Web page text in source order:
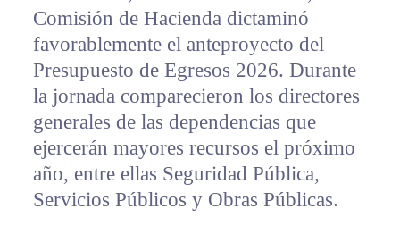
Comisión de Hacienda dictaminó
favorablemente el anteproyecto del
Presupuesto de Egresos 2026. Durante
la jornada comparecieron los directores
generales de las dependencias que
ejercerán mayores recursos el próximo
año, entre ellas Seguridad Pública,
Servicios Públicos y Obras Públicas.